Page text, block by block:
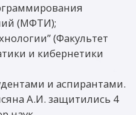
(МФТИ);
(Факультет
и кибернетики
и аспирантами.
А.И. защитились 4